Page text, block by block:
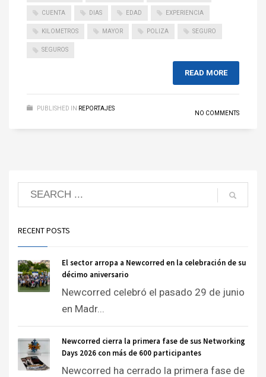
CUENTA DIAS EDAD EXPERIENCIA
KILOMETROS MAYOR POLIZA SEGURO
SEGUROS
READ MORE
PUBLISHED IN REPORTAJES
NO COMMENTS
RECENT POSTS
El sector arropa a Newcorred en la celebración de su
décimo aniversario
Newcorred celebró el pasado 29 de junio
en Madr...
Newcorred cierra la primera fase de sus Networking
Days 2026 con más de 600 participantes
Newcorred ha cerrado la primera fase de